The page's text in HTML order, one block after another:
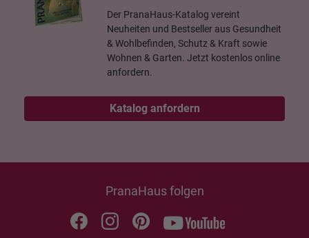
Der PranaHaus-Katalog vereint
Neuheiten und Bestseller aus Gesundheit
& Wohlbefinden, Schutz & Kraft sowie
Wohnen & Garten. Jetzt kostenlos online
anfordern.
Katalog anfordern
PranaHaus folgen